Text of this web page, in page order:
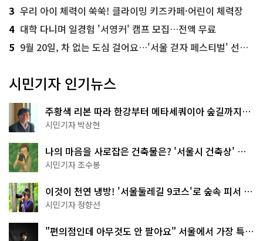
3 우리 아이 체력이 쑥쑥! 클라이밍 키즈카페·어린이 체력장
4 대학 다니며 일경험 '서영커' 캠프 모집…전액 무료
5 9월 20일, 차 없는 도심 걸어요…'서울 걷자 페스티벌' 선착순 5천명
시민기자 인기뉴스
주황색 리본 따라 한강부터 메타세쿼이아 숲길까지…
서울둘레길 15코스
시민기자 박상현
나의 마음을 사로잡은 건축물은? '서울시 건축상' 수
상작 공개!
시민기자 조수봉
이것이 천연 냉방! '서울둘레길 9코스'로 숲속 피서 떠
나볼까
시민기자 정향선
"편의점인데 아무것도 안 팔아요" 서울에서 가장 특별